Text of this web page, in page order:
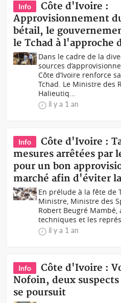
Info
Côte d'Ivoire :
Approvisionnement
bétail, le
le Tchad à l'approche
Dans le cadre de la
sources
Côte d’Ivoire renforce
Tchad. Le Ministre des
Halieutiq...
il y a 1 an
Info
Côte d'Ivoire :
mesures arrêtées par
pour un bon
marché afin d'éviter
En prélude à la fête de
Ministre, Ministre des
Robert Beugré
techniques et les
il y a 1 an
Info
Côte d'Ivoire :
Nofoin, deux
se poursuit